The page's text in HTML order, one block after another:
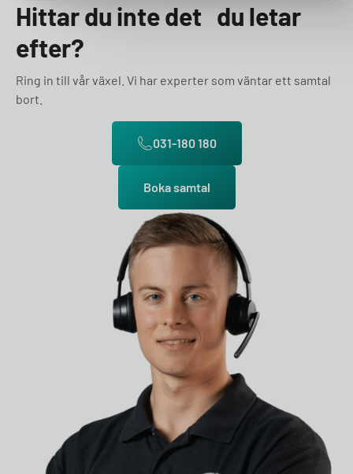
Hittar du inte det du letar
efter?
Ring in till vår växel. Vi har experter som väntar ett samtal
bort.
031-180 180
Boka samtal